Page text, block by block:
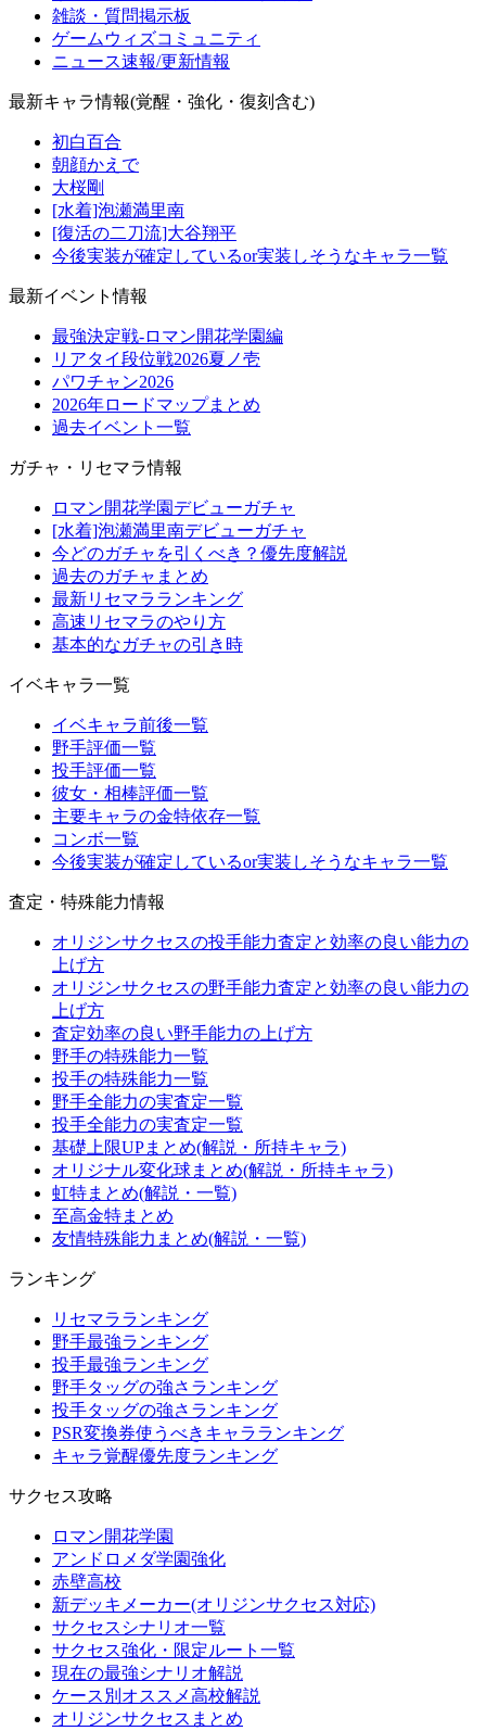
雑談・質問掲示板
ゲームウィズコミュニティ
ニュース速報/更新情報
最新キャラ情報(覚醒・強化・復刻含む)
初白百合
朝顔かえで
大桜剛
[水着]泡瀬満里南
[復活の二刀流]大谷翔平
今後実装が確定しているor実装しそうなキャラ一覧
最新イベント情報
最強決定戦-ロマン開花学園編
リアタイ段位戦2026夏ノ壱
パワチャン2026
2026年ロードマップまとめ
過去イベント一覧
ガチャ・リセマラ情報
ロマン開花学園デビューガチャ
[水着]泡瀬満里南デビューガチャ
今どのガチャを引くべき？優先度解説
過去のガチャまとめ
最新リセマラランキング
高速リセマラのやり方
基本的なガチャの引き時
イベキャラ一覧
イベキャラ前後一覧
野手評価一覧
投手評価一覧
彼女・相棒評価一覧
主要キャラの金特依存一覧
コンボ一覧
今後実装が確定しているor実装しそうなキャラ一覧
査定・特殊能力情報
オリジンサクセスの投手能力査定と効率の良い能力の
上げ方
オリジンサクセスの野手能力査定と効率の良い能力の
上げ方
査定効率の良い野手能力の上げ方
野手の特殊能力一覧
投手の特殊能力一覧
野手全能力の実査定一覧
投手全能力の実査定一覧
基礎上限UPまとめ(解説・所持キャラ)
オリジナル変化球まとめ(解説・所持キャラ)
虹特まとめ(解説・一覧)
至高金特まとめ
友情特殊能力まとめ(解説・一覧)
ランキング
リセマラランキング
野手最強ランキング
投手最強ランキング
野手タッグの強さランキング
投手タッグの強さランキング
PSR変換券使うべきキャラランキング
キャラ覚醒優先度ランキング
サクセス攻略
ロマン開花学園
アンドロメダ学園強化
赤壁高校
新デッキメーカー(オリジンサクセス対応)
サクセスシナリオ一覧
サクセス強化・限定ルート一覧
現在の最強シナリオ解説
ケース別オススメ高校解説
オリジンサクセスまとめ